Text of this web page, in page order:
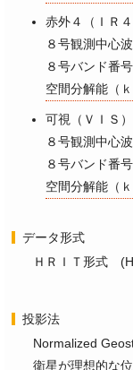
赤外４（ＩＲ４
８号観測中心
８号バンド
空間分解能
可視（ＶＩＳ）
８号観測中心
８号バンド
空間分解能
データ形式
ＨＲＩＴ形式
投影法
Normalized
衛星が理想的な